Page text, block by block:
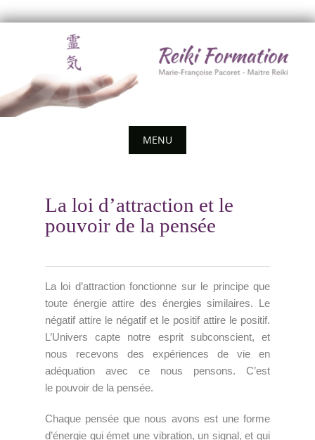
MENU
La loi d’attraction et le
pouvoir de la pensée
La loi d’attraction fonctionne sur le principe que
toute énergie attire des énergies similaires. Le
négatif attire le négatif et le positif attire le positif.
L’Univers capte notre esprit subconscient, et
nous recevons des expériences de vie en
adéquation avec ce nous pensons. C’est
le pouvoir de la pensée.
Chaque pensée que nous avons est une forme
d’énergie qui émet une vibration, un signal, et qui